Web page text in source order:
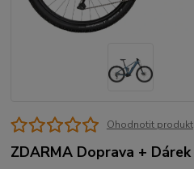
Ohodnotit produkt
ZDARMA Doprava + Dárek